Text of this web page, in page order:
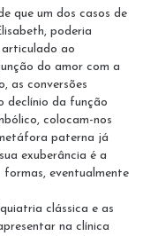
que um dos casos de
poderia
ao
do amor com a
as conversões
declínio da função
colocam-nos
paterna já
exuberância é a
formas, eventualmente
clássica e as
na clínica